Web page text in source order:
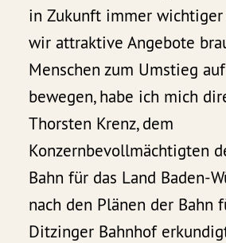
in Zukunft immer
wir attraktive Angebote
Menschen zum Umstieg
bewegen, habe ich mich
Thorsten Krenz, dem
Konzernbevollmächtigten
Bahn für das Land Baden-
nach den Plänen der Bahn
Ditzinger Bahnhof